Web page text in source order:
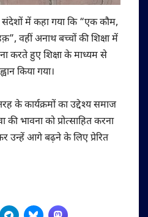
में कहा गया कि “एक कौम,
वहीं अनाथ बच्चों की शिक्षा में
करते हुए शिक्षा के माध्यम से
किया गया।
के कार्यक्रमों का उद्देश्य समाज
भावना को प्रोत्साहित करना
उन्हें आगे बढ़ने के लिए प्रेरित